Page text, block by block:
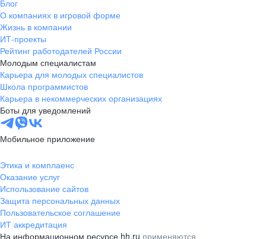
Блог
О компаниях в игровой форме
Жизнь в компании
ИТ-проекты
Рейтинг работодателей России
Молодым специалистам
Карьера для молодых специалистов
Школа программистов
Карьера в некоммерческих организациях
Боты для уведомлений
Мобильное приложение
Этика и комплаенс
Оказание услуг
Использование сайтов
Защита персональных данных
Пользовательское соглашение
ИТ аккредитация
На информационном ресурсе hh.ru применяются